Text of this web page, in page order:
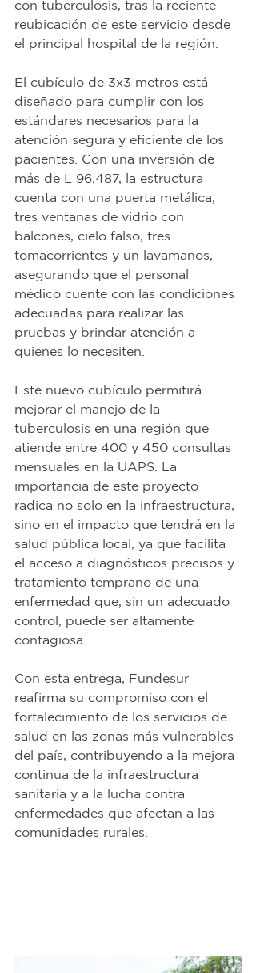
con tuberculosis, tras la reciente
reubicación de este servicio desde
el principal hospital de la región.
El cubículo de 3x3 metros está
diseñado para cumplir con los
estándares necesarios para la
atención segura y eficiente de los
pacientes. Con una inversión de
más de L 96,487, la estructura
cuenta con una puerta metálica,
tres ventanas de vidrio con
balcones, cielo falso, tres
tomacorrientes y un lavamanos,
asegurando que el personal
médico cuente con las condiciones
adecuadas para realizar las
pruebas y brindar atención a
quienes lo necesiten.
Este nuevo cubículo permitirá
mejorar el manejo de la
tuberculosis en una región que
atiende entre 400 y 450 consultas
mensuales en la UAPS. La
importancia de este proyecto
radica no solo en la infraestructura,
sino en el impacto que tendrá en la
salud pública local, ya que facilita
el acceso a diagnósticos precisos y
tratamiento temprano de una
enfermedad que, sin un adecuado
control, puede ser altamente
contagiosa.
Con esta entrega, Fundesur
reafirma su compromiso con el
fortalecimiento de los servicios de
salud en las zonas más vulnerables
del país, contribuyendo a la mejora
continua de la infraestructura
sanitaria y a la lucha contra
enfermedades que afectan a las
comunidades rurales.